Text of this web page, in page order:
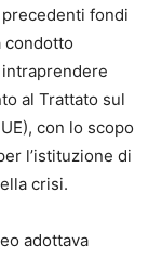
precedenti fondi
condotto
intraprendere
al Trattato sul
con lo scopo
l’istituzione di
crisi.
adottava